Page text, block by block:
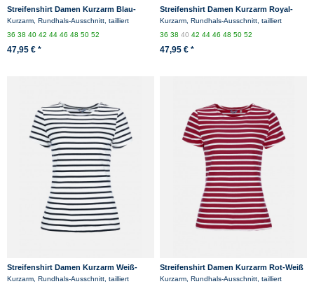
Streifenshirt Damen Kurzarm Blau-
Weiß Gestreift Ringelshirt
Kurzarm, Rundhals-Ausschnitt, tailliert
363840424446485052
47,95 € *
Streifenshirt Damen Kurzarm Royal-
Weiß Gestreift Ringelshirt
Kurzarm, Rundhals-Ausschnitt, tailliert
363840424446485052
47,95 € *
Streifenshirt Damen Kurzarm Weiß-
Blau gestreift Ringelshirt
Kurzarm, Rundhals-Ausschnitt, tailliert
Streifenshirt Damen Kurzarm Rot-Weiß
Gestreift Ringelshirt
Kurzarm, Rundhals-Ausschnitt, tailliert